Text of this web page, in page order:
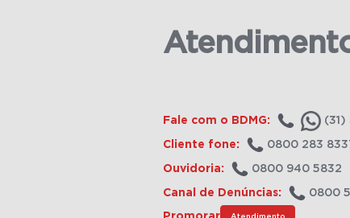
Fale com o BDMG: (31)
Cliente fone: 0800 283
Ouvidoria: 0800 940 5832
Canal de Denúncias: 0800
Atendimento